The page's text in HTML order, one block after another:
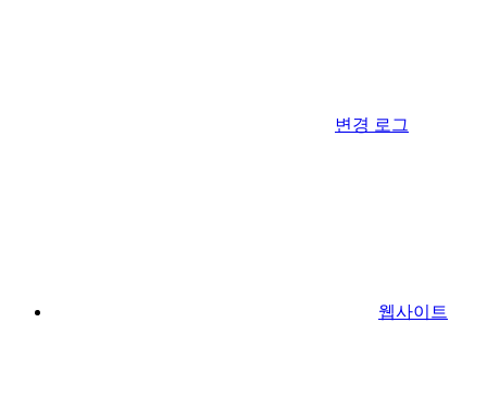
변경 로그
웹사이트